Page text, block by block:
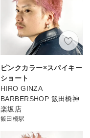
ピンクカラー×スパイキー
ショート
HIRO GINZA
BARBERSHOP 飯田橋神
楽坂店
飯田橋駅